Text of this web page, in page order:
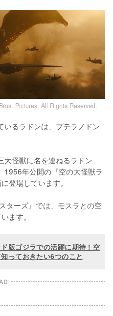
Pictures. All Rights Reserved.
いるラドンは、プテラノドン
大怪獣に名を連ねるラドン
1956年公開の『空の大怪獣ラ
登場しています。
ターズ』では、モスラとの空
ます。
版ゴジラでの活躍に期待！空
っておきたい6つのこと